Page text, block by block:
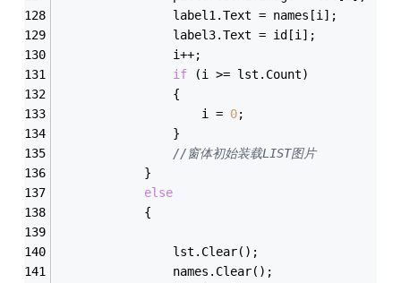
                label1.Text = names[i];
                label3.Text = id[i];
                i++;
if (i >= lst.Count)
                {
                    i =
0;
                }
//窗体初始装载LIST图片
            }
else
            {
                lst.Clear();
                names.Clear();